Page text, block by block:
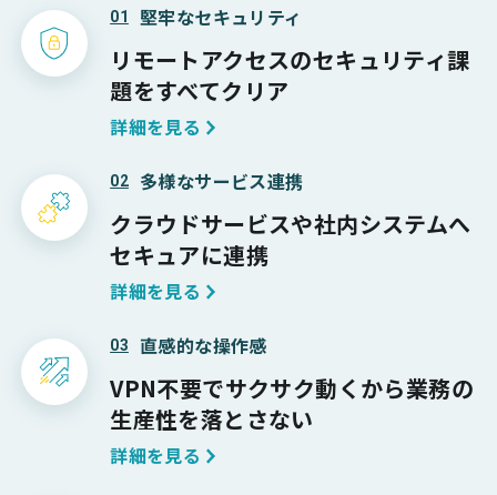
01 堅牢なセキュリティ
リモートアクセスのセキュリティ課
題をすべてクリア
詳細を見る
02 多様なサービス連携
クラウドサービスや社内システムへ
セキュアに連携
詳細を見る
03 直感的な操作感
VPN不要でサクサク動くから業務の
生産性を落とさない
詳細を見る